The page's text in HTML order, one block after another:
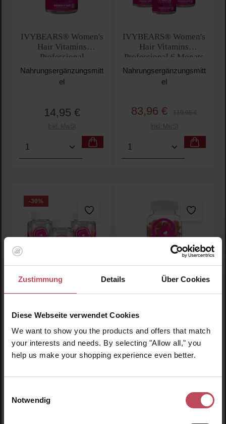
Zustimmung Details Über Cookies
Diese Webseite verwendet Cookies
We want to show you the products and offers that match
your interests and needs. By selecting "Allow all," you
help us make your shopping experience even better.
Notwendig
IVYBEARS® Women's
Hair Vitamins
Professional
Nahrungsergänzungsmitt
el
Regulärer Preis:
14,95 €
Inkl. MwSt
Produkt Anzahl: Gib den gewünschten Wert ein
IVYBEARS® Women's
Hair Vitamins
Professional 6 Monats
Kur
Nahrungsergänzungsmitt
el
Verkaufspreis:
83,96 € Regulärer Preis:
119,95 €
Inkl. MwSt
Produkt Anzahl: Gib
-30%
Professional – Die 3-
Monats-Intensivkur für
Traumhaar
el
Produkt Anzahl: Gib den gewünschten Wert ein
Durchschnittliche
Haarausfall
150 g(9,30 € / 100 g)
Produkt Anzahl: Gib